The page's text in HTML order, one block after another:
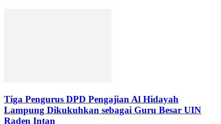
Tiga Pengurus DPD Pengajian Al Hidayah
Lampung Dikukuhkan sebagai Guru Besar UIN
Raden Intan